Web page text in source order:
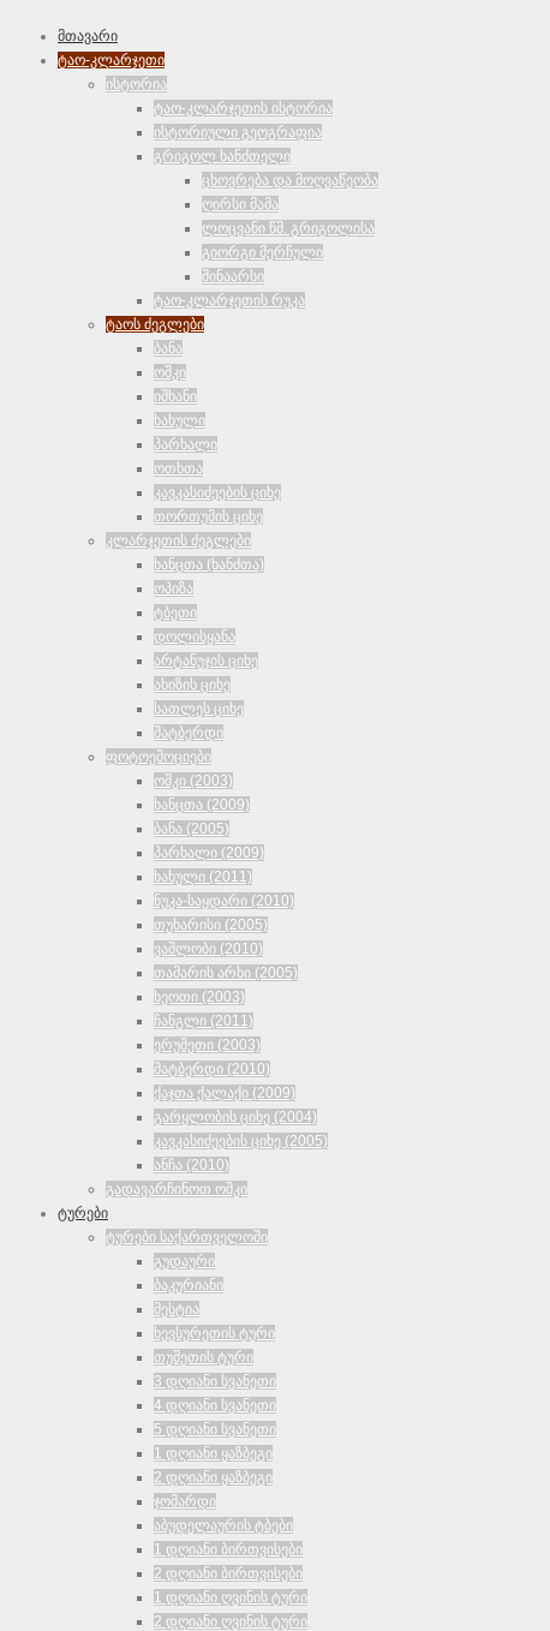
მთავარი
ტაო-კლარჯეთი
ისტორია
ტაო-კლარჯეთის ისტორია
ისტორიული გეოგრაფია
გრიგოლ ხანძთელი
ცხოვრება და მოღვაწეობა
ღირსი მამა
ლოცვანი წმ. გრიგოლისა
გიორგი მერჩული
შინაარსი
ტაო-კლარჯეთის რუკა
ტაოს ძეგლები
ბანა
ოშკი
იშხანი
ხახული
პარხალი
ოთხთა
კავკასიძეების ციხე
თორთუმის ციხე
კლარჯეთის ძეგლები
ხანცთა (ხანძთა)
ოპიზა
ტბეთი
დოლისყანა
არტანუჯის ციხე
ახიზის ციხე
სათლეს ციხე
შატბერდი
ფოტოემოციები
ოშკი (2003)
ხანცთა (2009)
ბანა (2005)
პარხალი (2009)
ხახული (2011)
ნუკა-საყდარი (2010)
თუხარისი (2005)
ვაშლობი (2010)
თამარის არხი (2005)
ხეოთი (2003)
ჩანგლი (2011)
ერუშეთი (2003)
შატბერდი (2010)
ქაჯთა ქალაქი (2009)
გარყლობის ციხე (2004)
კავკასიძეების ციხე (2005)
ანჩა (2010)
გადავარჩინოთ ოშკი
ტურები
ტურები საქართველოში
გუდაური
ბაკურიანი
მესტია
ხევსურეთის ტური
თუშეთის ტური
3 დღიანი სვანეთი
4 დღიანი სვანეთი
5 დღიანი სვანეთი
1 დღიანი ყაზბეგი
2 დღიანი ყაზბეგი
ჯომარდი
აბუდელაურის ტბები
1 დღიანი ბირთვისები
2 დღიანი ბირთვისები
1 დღიანი ღვინის ტური
2 დღიანი ღვინის ტური